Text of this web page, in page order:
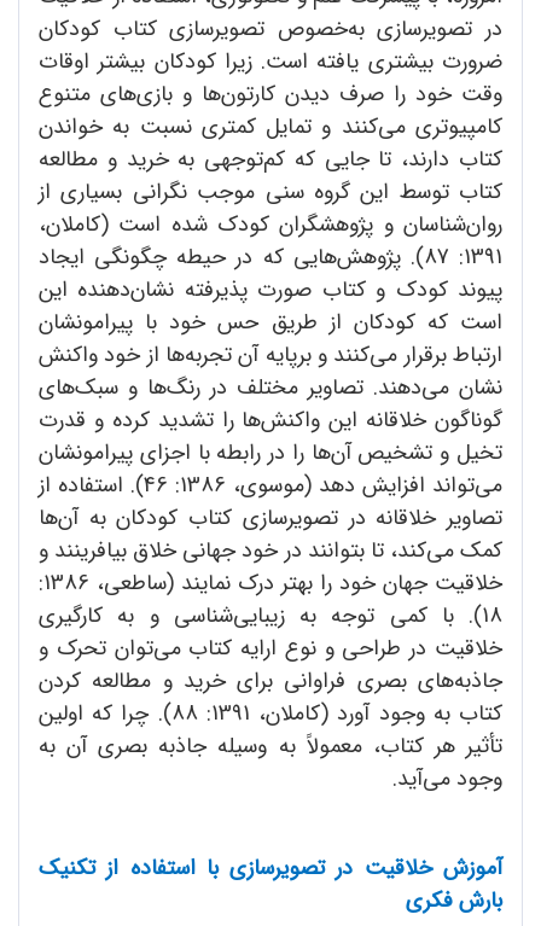
در تصویرسازی به‌خصوص تصویرسازی کتاب کودکان
ضرورت بیشتری یافته است. زیرا کودکان بیشتر اوقات
وقت خود را صرف دیدن کارتون‌ها و بازی‌های متنوع
کامپیوتری می‌کنند و تمایل کمتری نسبت به خواندن
کتاب دارند، تا جایی که کم‌توجهی به خرید و مطالعه
کتاب توسط این گروه سنی موجب نگرانی بسیاری از
روان‌شناسان و پژوهشگران کودک شده است (کاملان،
1391: 87). پژوهش‌هایی که در حیطه چگونگی ایجاد
پیوند کودک و کتاب صورت پذیرفته نشان‌دهنده این
است که کودکان از طریق حس خود با پیرامونشان
ارتباط برقرار می‌کنند و برپایه آن تجربه‌ها از خود واکنش
نشان می‌دهند. تصاویر مختلف در رنگ‌ها و سبک‌های
گوناگون خلاقانه این واکنش‌ها را تشدید کرده و قدرت
تخیل و تشخیص آن‌ها را در رابطه با اجزای پیرامونشان
می‌تواند افزایش دهد (موسوی، 1386: 46). استفاده از
تصاویر خلاقانه در تصویرسازی کتاب کودکان به آن‌ها
کمک می‌کند، تا بتوانند در خود جهانی خلاق بیافرینند و
خلاقیت جهان خود را بهتر درک نمایند (ساطعی، 1386:
18). با کمی توجه به زیبایی‌شناسی و به کارگیری
خلاقیت در طراحی و نوع ارایه کتاب می‌توان تحرک و
جاذبه‌های بصری فراوانی برای خرید و مطالعه کردن
کتاب به وجود آورد (کاملان، 1391: 88). چرا که اولین
تأثیر هر کتاب، معمولاً به وسیله جاذبه بصری آن به
وجود می‌آید.
آموزش خلاقیت در تصویرسازی با استفاده از تکنیک
بارش فکری